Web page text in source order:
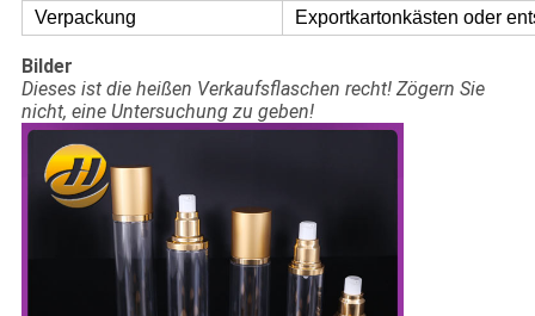
Verpackung
Exportkartonkästen oder
Bilder
Dieses ist die heißen Verkaufsflaschen recht! Zögern Sie
nicht, eine Untersuchung zu geben!